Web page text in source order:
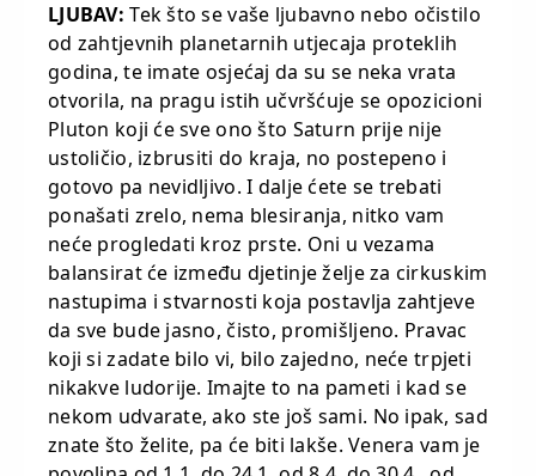
LJUBAV: Tek što se vaše ljubavno nebo očistilo
od zahtjevnih planetarnih utjecaja proteklih
godina, te imate osjećaj da su se neka vrata
otvorila, na pragu istih učvršćuje se opozicioni
Pluton koji će sve ono što Saturn prije nije
ustoličio, izbrusiti do kraja, no postepeno i
gotovo pa nevidljivo. I dalje ćete se trebati
ponašati zrelo, nema blesiranja, nitko vam
neće progledati kroz prste. Oni u vezama
balansirat će između djetinje želje za cirkuskim
nastupima i stvarnosti koja postavlja zahtjeve
da sve bude jasno, čisto, promišljeno. Pravac
koji si zadate bilo vi, bilo zajedno, neće trpjeti
nikakve ludorije. Imajte to na pameti i kad se
nekom udvarate, ako ste još sami. No ipak, sad
znate što želite, pa će biti lakše. Venera vam je